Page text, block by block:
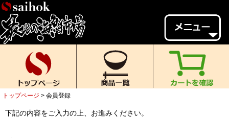
会員様メニュー
ゲスト
様、
いらっしゃいませ。
ご来店ありがとうございます。
新規会員登録
トップページ 会員登録
下記の内容をご入力の上、お進みください。